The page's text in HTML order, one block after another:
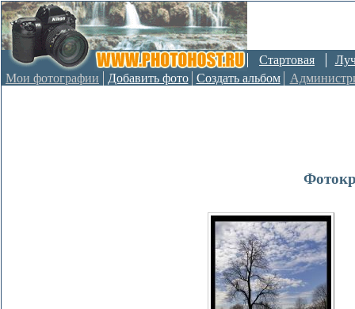
Стартовая
Мои фотографии
Добавить фото Создать альбом